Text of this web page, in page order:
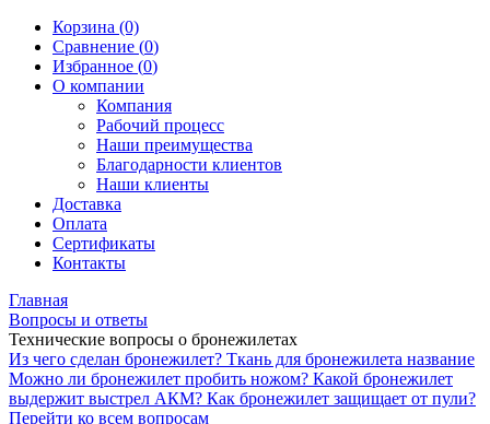
Корзина (0)
Сравнение (0)
Избранное (0)
О компании
Компания
Рабочий процесс
Наши преимущества
Благодарности клиентов
Наши клиенты
Доставка
Оплата
Сертификаты
Контакты
Главная
Вопросы и ответы
Технические вопросы о бронежилетах
Из чего сделан бронежилет? Ткань для бронежилета название
Можно ли бронежилет пробить ножом? Какой бронежилет
выдержит выстрел АКМ? Как бронежилет защищает от пули?
Перейти ко всем вопросам